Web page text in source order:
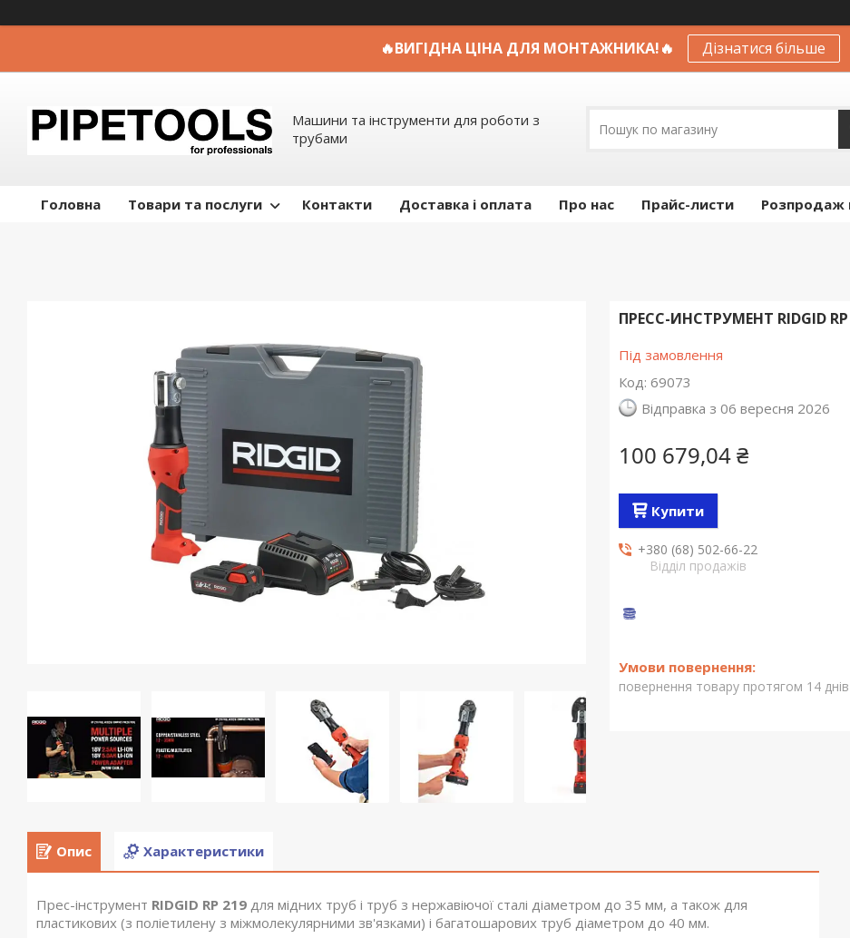
🔥ВИГІДНА ЦІНА ДЛЯ МОНТАЖНИКА!🔥 Дізнатися більше
Машини та інструменти для роботи з
трубами
Головна Товари та послуги Контакти Доставка і оплата Про нас Прайс-листи Розпродаж
ПРЕСС-ИНСТРУМЕНТ RIDGID RP
Під замовлення
Код: 69073
Відправка з 06 вересня 2026
100 679,04 ₴
Купити
+380 (68) 502-66-22
Відділ продажів
повернення товару протягом 14 днів
Опис Характеристики
Прес-інструмент RIDGID RP 219 для мідних труб і труб з нержавіючої сталі діаметром до 35 мм, а також для
пластикових (з поліетилену з міжмолекулярними зв'язками) і багатошарових труб діаметром до 40 мм.